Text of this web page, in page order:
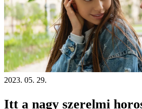
2023. 05. 29.
Itt a nagy szerelmi